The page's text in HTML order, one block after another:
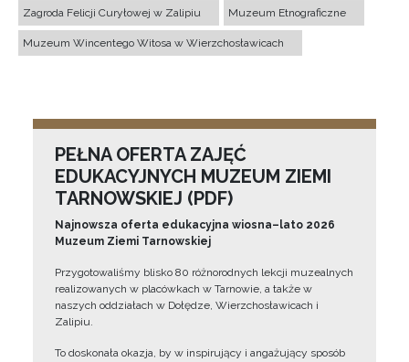
Zagroda Felicji Curyłowej w Zalipiu Muzeum Etnograficzne
Muzeum Wincentego Witosa w Wierzchosławicach
PEŁNA OFERTA ZAJĘĆ
EDUKACYJNYCH MUZEUM ZIEMI
TARNOWSKIEJ (PDF)
Najnowsza oferta edukacyjna wiosna–lato 2026
Muzeum Ziemi Tarnowskiej
Przygotowaliśmy blisko 80 różnorodnych lekcji muzealnych
realizowanych w placówkach w Tarnowie, a także w
naszych oddziałach w Dołędze, Wierzchosławicach i
Zalipiu.
To doskonała okazja, by w inspirujący i angażujący sposób